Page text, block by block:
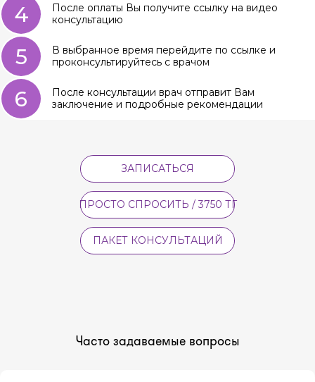
4
После оплаты Вы получите ссылку на видео
консультацию
5
В выбранное время перейдите по ссылке и
проконсультируйтесь с врачом
6
После консультации врач отправит Вам
заключение и подробные рекомендации
ЗАПИСАТЬСЯ
ПРОСТО СПРОСИТЬ / 3750 ТГ
ПАКЕТ КОНСУЛЬТАЦИЙ
Часто задаваемые вопросы